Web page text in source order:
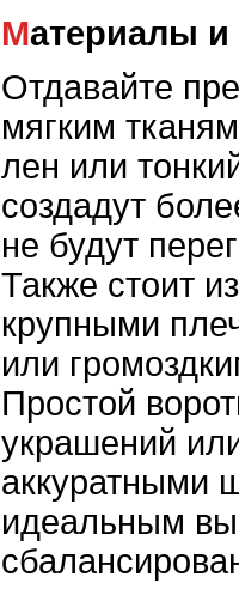
Материалы
Отдавайте
мягким
лен или
создадут
не будут
Также стоит
крупными
или
Простой
украшений
аккуратными
идеальным